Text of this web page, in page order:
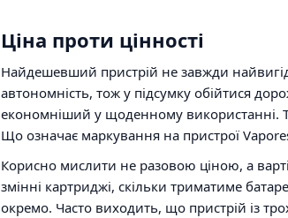
Ціна проти цінності
Найдешевший пристрій не завжди
автономність, тож у підсумку обійтися
економніший у щоденному використанні.
Що означає маркування на пристрої
Корисно мислити не разовою ціною, а
змінні картриджі, скільки триматиме
окремо. Часто виходить, що пристрій із